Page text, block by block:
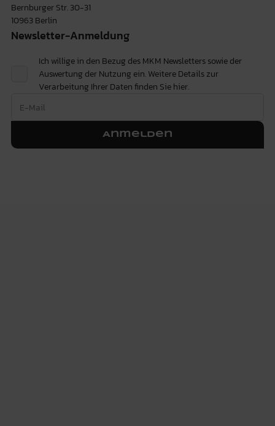
Bernburger Str. 30-31
10963 Berlin
Newsletter-Anmeldung
Ich willige in den Bezug des MKM Newsletters sowie der
Auswertung der Nutzung ein. Weitere Details zur
Verarbeitung Ihrer Daten finden Siehier.
Anmelden